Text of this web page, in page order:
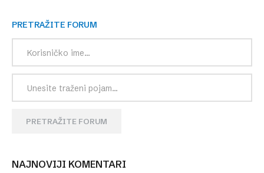
PRETRAŽITE FORUM
PRETRAŽITE FORUM
NAJNOVIJI KOMENTARI